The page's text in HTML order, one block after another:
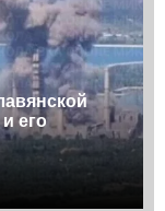
его